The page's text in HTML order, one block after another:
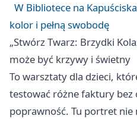
W Bibliotece na
kolor i pełną swobodę
„Stwórz Twarz: Brzydki
może być krzywy i świetny
To warsztaty dla dzieci,
testować różne faktury bez
poprawność. Tu portret nie